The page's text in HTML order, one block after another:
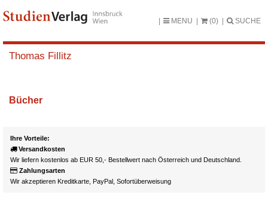
MENU (0) SUCHE
Thomas Fillitz
Bücher
Ihre Vorteile:
Versandkosten
Wir liefern kostenlos ab EUR 50,- Bestellwert nach Österreich und Deutschland.
Zahlungsarten
Wir akzeptieren Kreditkarte, PayPal, Sofortüberweisung